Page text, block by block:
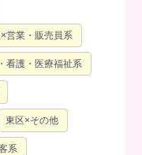
営業・販売員系
看護・医療福祉系
東区×その他
系